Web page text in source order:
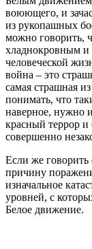
воюющего, и
из рукопашных
можно говорить,
хладнокровным и
человеческой
война – это
самая страшная
понимать, что
наверное, нужно
красный террор
совершенно
Если же
причину
изначальное
уровней, с
Белое движение.